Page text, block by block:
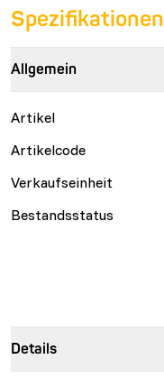
Spezifikationen
Allgemein
Artikel
Artikelcode
Verkaufseinheit
Bestandsstatus
Details